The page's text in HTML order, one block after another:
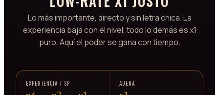
Lo más importante, directo y sin letra chica. La
experiencia baja con el nivel, todo lo demás es x1
puro. Aquí el poder se gana con tiempo.
EXPERIENCIA / SP ADENA